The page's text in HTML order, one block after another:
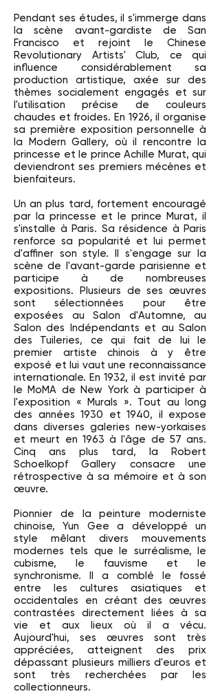
Pendant ses études, il s'immerge dans
la scène avant-gardiste de San
Francisco et rejoint le Chinese
Revolutionary Artists' Club, ce qui
influence considérablement sa
production artistique, axée sur des
thèmes socialement engagés et sur
l'utilisation précise de couleurs
chaudes et froides. En 1926, il organise
sa première exposition personnelle à
la Modern Gallery, où il rencontre la
princesse et le prince Achille Murat, qui
deviendront ses premiers mécènes et
bienfaiteurs.
Un an plus tard, fortement encouragé
par la princesse et le prince Murat, il
s'installe à Paris. Sa résidence à Paris
renforce sa popularité et lui permet
d'affiner son style. Il s'engage sur la
scène de l'avant-garde parisienne et
participe à de nombreuses
expositions. Plusieurs de ses œuvres
sont sélectionnées pour être
exposées au Salon d'Automne, au
Salon des Indépendants et au Salon
des Tuileries, ce qui fait de lui le
premier artiste chinois à y être
exposé et lui vaut une reconnaissance
internationale. En 1932, il est invité par
le MoMA de New York à participer à
l'exposition « Murals ». Tout au long
des années 1930 et 1940, il expose
dans diverses galeries new-yorkaises
et meurt en 1963 à l'âge de 57 ans.
Cinq ans plus tard, la Robert
Schoelkopf Gallery consacre une
rétrospective à sa mémoire et à son
œuvre.
Pionnier de la peinture moderniste
chinoise, Yun Gee a développé un
style mêlant divers mouvements
modernes tels que le surréalisme, le
cubisme, le fauvisme et le
synchronisme. Il a comblé le fossé
entre les cultures asiatiques et
occidentales en créant des œuvres
contrastées directement liées à sa
vie et aux lieux où il a vécu.
Aujourd'hui, ses œuvres sont très
appréciées, atteignent des prix
dépassant plusieurs milliers d'euros et
sont très recherchées par les
collectionneurs.